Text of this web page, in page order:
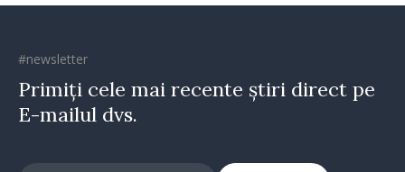
#newsletter
Primiți cele mai recente știri direct pe
E-mailul dvs.